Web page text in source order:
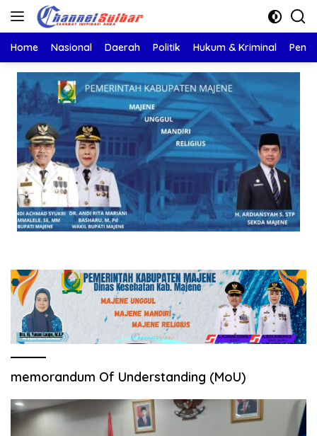
Langsung
Home Nasional Daerah Politik Hukum & Kriminal
memorandum Of Understanding (MoU)